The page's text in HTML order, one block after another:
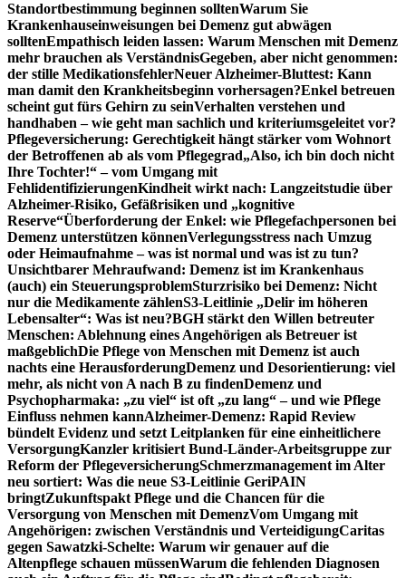
Standortbestimmung beginnen solltenWarum Sie
Krankenhauseinweisungen bei Demenz gut abwägen
solltenEmpathisch leiden lassen: Warum Menschen mit Demenz
mehr brauchen als VerständnisGegeben, aber nicht genommen:
der stille MedikationsfehlerNeuer Alzheimer-Bluttest: Kann
man damit den Krankheitsbeginn vorhersagen?Enkel betreuen
scheint gut fürs Gehirn zu seinVerhalten verstehen und
handhaben – wie geht man sachlich und kriteriumsgeleitet vor?
Pflegeversicherung: Gerechtigkeit hängt stärker vom Wohnort
der Betroffenen ab als vom Pflegegrad„Also, ich bin doch nicht
Ihre Tochter!“ – vom Umgang mit
FehlidentifizierungenKindheit wirkt nach: Langzeitstudie über
Alzheimer-Risiko, Gefäßrisiken und „kognitive
Reserve“Überforderung der Enkel: wie Pflegefachpersonen bei
Demenz unterstützen könnenVerlegungsstress nach Umzug
oder Heimaufnahme – was ist normal und was ist zu tun?
Unsichtbarer Mehraufwand: Demenz ist im Krankenhaus
(auch) ein SteuerungsproblemSturzrisiko bei Demenz: Nicht
nur die Medikamente zählenS3-Leitlinie „Delir im höheren
Lebensalter“: Was ist neu?BGH stärkt den Willen betreuter
Menschen: Ablehnung eines Angehörigen als Betreuer ist
maßgeblichDie Pflege von Menschen mit Demenz ist auch
nachts eine HerausforderungDemenz und Desorientierung: viel
mehr, als nicht von A nach B zu findenDemenz und
Psychopharmaka: „zu viel“ ist oft „zu lang“ – und wie Pflege
Einfluss nehmen kannAlzheimer-Demenz: Rapid Review
bündelt Evidenz und setzt Leitplanken für eine einheitlichere
VersorgungKanzler kritisiert Bund-Länder-Arbeitsgruppe zur
Reform der PflegeversicherungSchmerzmanagement im Alter
neu sortiert: Was die neue S3-Leitlinie GeriPAIN
bringtZukunftspakt Pflege und die Chancen für die
Versorgung von Menschen mit DemenzVom Umgang mit
Angehörigen: zwischen Verständnis und VerteidigungCaritas
gegen Sawatzki-Schelte: Warum wir genauer auf die
Altenpflege schauen müssenWarum die fehlenden Diagnosen